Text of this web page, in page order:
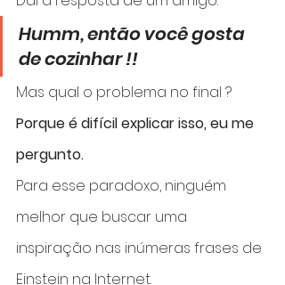
Humm, então você gosta
de cozinhar !!
Mas qual o problema no final ?
Porque é difícil explicar isso, eu me
pergunto.
Para esse paradoxo, ninguém
melhor que buscar uma
inspiração nas inúmeras frases de
Einstein na Internet.